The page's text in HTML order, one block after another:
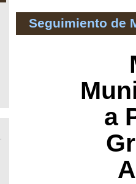
Seguimiento de
a